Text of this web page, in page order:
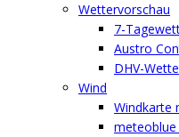
Wettervorschau
7-
Austro
DHV-
Wind
Windkarte
meteoblue